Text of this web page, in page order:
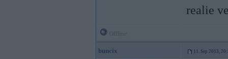
realie
buncix 11. Sep 2013,